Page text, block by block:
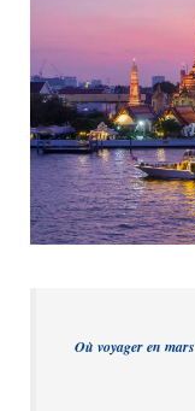
Où voyager en mars